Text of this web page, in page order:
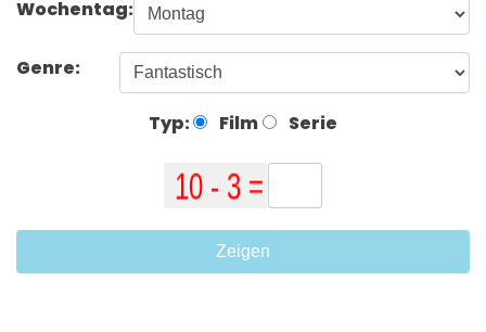
Wochentag:
Genre:
Typ: Film Serie
Zeigen